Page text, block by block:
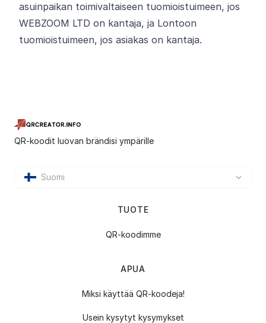
asuinpaikan toimivaltaiseen tuomioistuimeen, jos
WEBZOOM LTD on kantaja, ja Lontoon
tuomioistuimeen, jos asiakas on kantaja.
QR-koodit luovan brändisi ympärille
Suomi
TUOTE
QR-koodimme
APUA
Miksi käyttää QR-koodeja!
Usein kysytyt kysymykset